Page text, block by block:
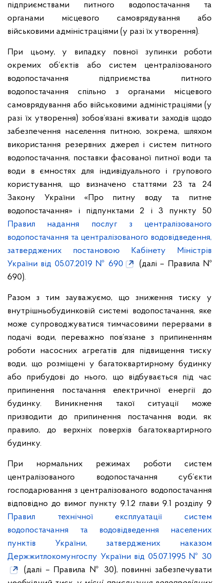
підприємствами питного водопостачання та
органами місцевого самоврядування або
військовими адміністраціями (у разі їх утворення).
При цьому, у випадку повної зупинки роботи
окремих об’єктів або систем централізованого
водопостачання підприємства питного
водопостачання спільно з органами місцевого
самоврядування або військовими адміністраціями (у
разі їх утворення) зобов’язані вживати заходів щодо
забезпечення населення питною, зокрема, шляхом
використання резервних джерел і систем питного
водопостачання, поставки фасованої питної води та
води в ємностях для індивідуального і групового
користування, що визначено статтями 23 та 24
Закону України «Про питну воду та питне
водопостачання» і підпунктами 2 і 3 пункту 50
Правил надання послуг з централізованого
водопостачання та централізованого водовідведення,
затверджених постановою Кабінету Міністрів
України від 05.07.2019 № 690
(далі – Правила №
690).
Разом з тим зауважуємо, що зниження тиску у
внутрішньобудинковій системі водопостачання, яке
може супроводжуватися тимчасовими перервами в
подачі води, переважно пов’язане з припиненням
роботи насосних агрегатів для підвищення тиску
води, що розміщені у багатоквартирному будинку
або прибудові до нього, що відбувається під час
припинення постачання електричної енергії до
будинку. Виникнення такої ситуації може
призводити до припинення постачання води, як
правило, до верхніх поверхів багатоквартирного
будинку.
При нормальних режимах роботи систем
централізованого водопостачання суб’єкти
господарювання з централізованого водопостачання
відповідно до вимог пункту 9.1.2 глави 9.1 розділу 9
Правил технічної експлуатації систем
водопостачання та водовідведення населених
пунктів України, затверджених наказом
Держжитлокомунгоспу України від 05.07.1995 № 30
(далі – Правила № 30), повинні забезпечувати